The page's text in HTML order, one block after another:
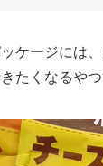
ケージには
たくなるや